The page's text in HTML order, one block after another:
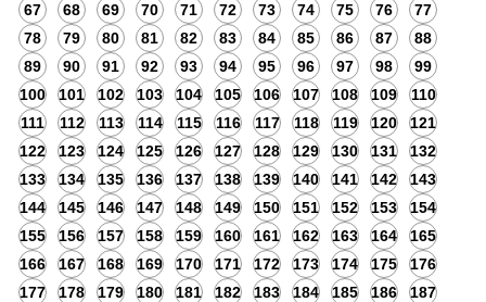
67
68 69 70 71 72 73 74 75 76
77
78
79 80 81 82 83 84 85 86 87
88
89
90 91 92 93 94 95 96 97 98
99
100
101 102 103 104 105 106 107 108 109
110
111
112 113 114 115 116 117 118 119 120
121
122
123 124 125 126 127 128 129 130 131
132
133
134 135 136 137 138 139 140 141 142
143
144
145 146 147 148 149 150 151 152 153
154
155
156 157 158 159 160 161 162 163 164
165
166
167 168 169 170 171 172 173 174 175
176
177
178 179 180 181 182 183 184 185 186
187